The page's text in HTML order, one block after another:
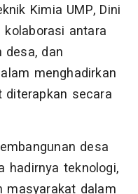
Kimia UMP, Dini
antara
desa, dan
menghadirkan
diterapkan secara
desa
hadirnya teknologi,
masyarakat dalam